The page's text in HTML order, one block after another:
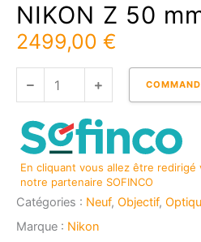
NIKON Z 50
2499,00 €
Z
50
mm
f/1,2
S
En cliquant vous allez être
notre partenaire SOFINCO
Catégories : Neuf, Objectif,
Marque : Nikon